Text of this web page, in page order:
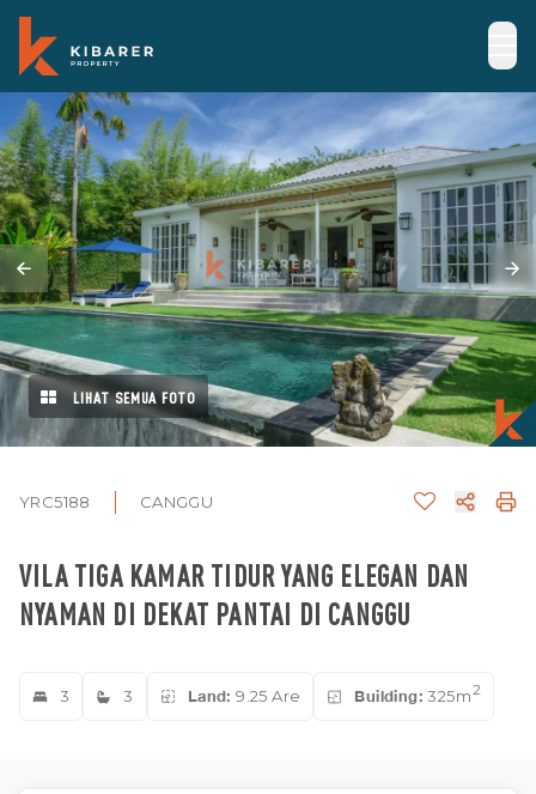
LIHAT SEMUA FOTO
YRC5188 CANGGU
VILA TIGA KAMAR TIDUR YANG ELEGAN DAN
NYAMAN DI DEKAT PANTAI DI CANGGU
3 3 Land: 9.25 Are Building: 325m2